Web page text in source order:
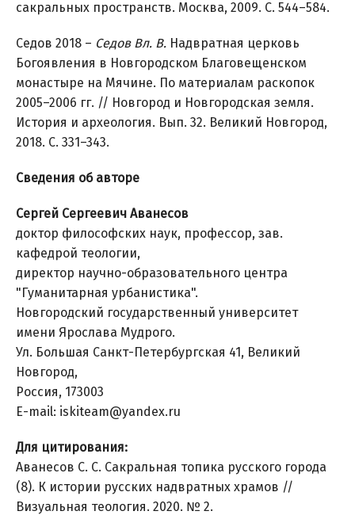
сакральных пространств. Москва, 2009. С. 544–584.
Седов 2018 – Седов Вл. В. Надвратная церковь
Богоявления в Новгородском Благовещенском
монастыре на Мячине. По материалам раскопок
2005–2006 гг. // Новгород и Новгородская земля.
История и археология. Вып. 32. Великий Новгород,
2018. С. 331–343.
Сведения об авторе
Сергей Сергеевич Аванесов
доктор философских наук, профессор, зав.
кафедрой теологии,
директор научно-образовательного центра
"Гуманитарная урбанистика".
Новгородский государственный университет
имени Ярослава Мудрого.
Ул. Большая Санкт-Петербургская 41, Великий
Новгород,
Россия, 173003
E-mail: iskiteam@yandex.ru
Для цитирования:
Аванесов С. С. Сакральная топика русского города
(8). К истории русских надвратных храмов //
Визуальная теология. 2020. № 2.